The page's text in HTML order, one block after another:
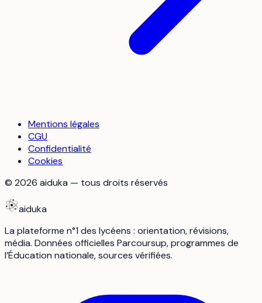
Mentions légales
CGU
Confidentialité
Cookies
© 2026 aiduka — tous droits réservés
aiduka
La plateforme n°1 des lycéens : orientation, révisions,
média. Données officielles Parcoursup, programmes de
l’Éducation nationale, sources vérifiées.